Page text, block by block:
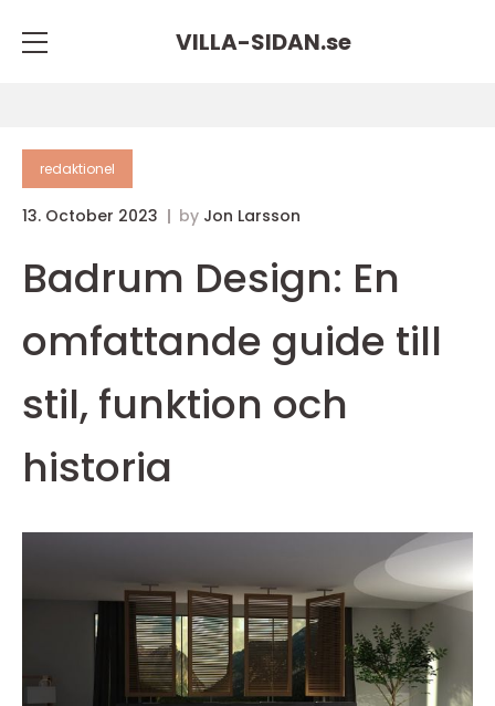
VILLA-SIDAN.se
redaktionel
13. October 2023 by Jon Larsson
Badrum Design: En
omfattande guide till
stil, funktion och
historia